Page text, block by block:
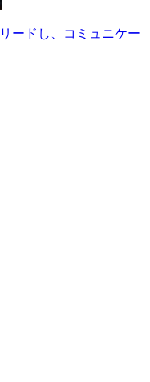
ードし、コミュニケー